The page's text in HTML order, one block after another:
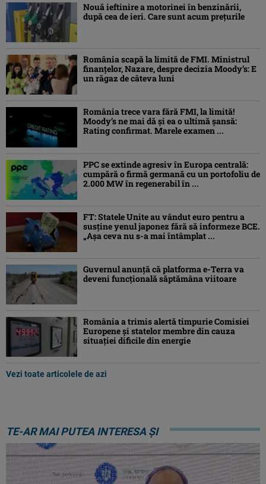
Nouă ieftinire a motorinei în benzinării,
după cea de ieri. Care sunt acum prețurile
România scapă la limită de FMI. Ministrul
finanțelor, Nazare, despre decizia Moody’s: E
un răgaz de câteva luni
România trece vara fără FMI, la limită!
Moody’s ne mai dă și ea o ultimă șansă:
Rating confirmat. Marele examen ...
PPC se extinde agresiv în Europa centrală:
cumpără o firmă germană cu un portofoliu de
2.000 MW în regenerabil în ...
FT: Statele Unite au vândut euro pentru a
susține yenul japonez fără să informeze BCE.
„Așa ceva nu s-a mai întâmplat ...
Guvernul anunță că platforma e-Terra va
deveni funcţională săptămâna viitoare
România a trimis alertă timpurie Comisiei
Europene și statelor membre din cauza
situației dificile din energie
Vezi toate articolele de azi
TE-AR MAI PUTEA INTERESA ȘI